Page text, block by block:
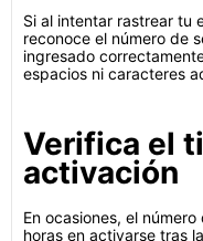
Si al intentar rastrear tu
reconoce el número de
ingresado
espacios ni caracteres
Verifica el
activación
En ocasiones, el
horas en activarse tras